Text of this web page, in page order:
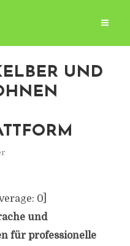
UND
0]
und
für professionelle